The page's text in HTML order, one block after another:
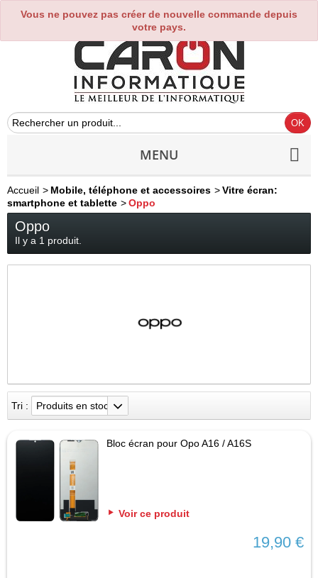
Vous ne pouvez pas créer de nouvelle commande depuis
votre pays.
0
MENU
Accueil > Mobile, téléphone et accessoires >Vitre écran:
smartphone et tablette >Oppo
Oppo
Il y a 1 produit.
Tri : Produits en stock
Bloc écran pour Opo A16 / A16S
Voir ce produit
19,90 €